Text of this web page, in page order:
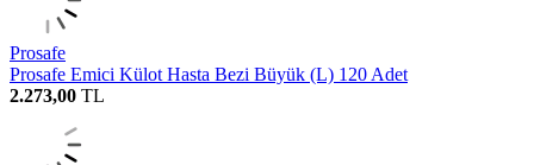
Prosafe
Prosafe Emici Külot Hasta Bezi Büyük (L) 120 Adet
2.273,00 TL